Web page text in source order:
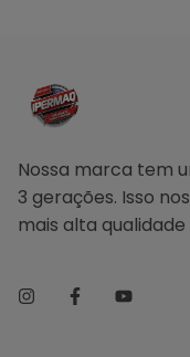
Nossa marca tem
3 gerações. Isso
mais alta